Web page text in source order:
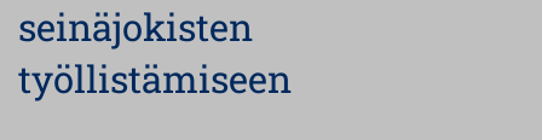
seinäjokisten
työllistämiseen